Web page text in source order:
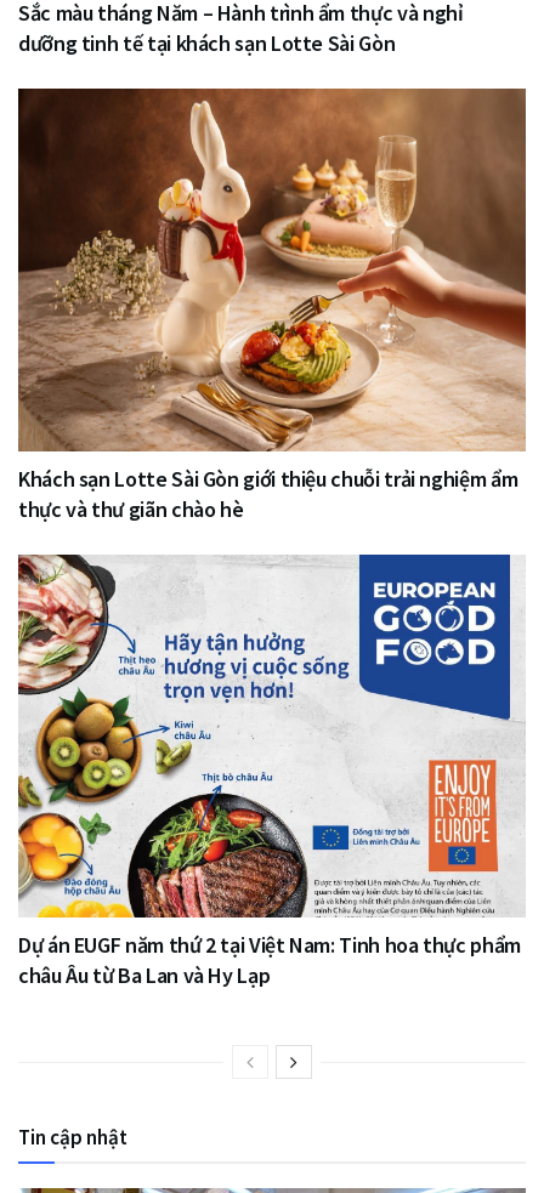
Sắc màu tháng Năm – Hành trình ẩm thực và nghỉ
dưỡng tinh tế tại khách sạn Lotte Sài Gòn
Khách sạn Lotte Sài Gòn giới thiệu chuỗi trải nghiệm ẩm
thực và thư giãn chào hè
Dự án EUGF năm thứ 2 tại Việt Nam: Tinh hoa thực phẩm
châu Âu từ Ba Lan và Hy Lạp
Tin cập nhật